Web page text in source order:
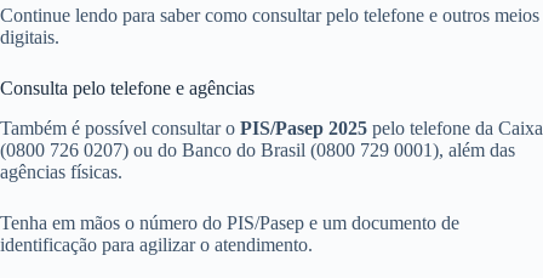
Continue lendo para saber como consultar pelo telefone e outros meios
digitais.
Consulta pelo telefone e agências
Também é possível consultar o PIS/Pasep 2025 pelo telefone da Caixa
(0800 726 0207) ou do Banco do Brasil (0800 729 0001), além das
agências físicas.
Tenha em mãos o número do PIS/Pasep e um documento de
identificação para agilizar o atendimento.